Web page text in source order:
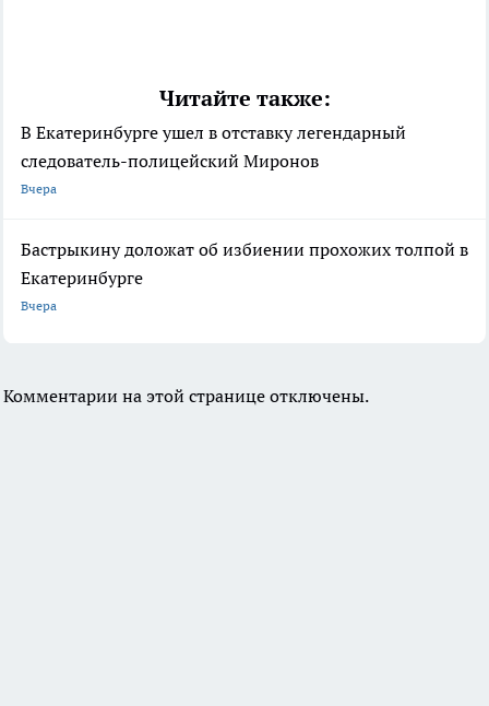
Читайте также:
В Екатеринбурге ушел в отставку легендарный
следователь-полицейский Миронов
Вчера
Бастрыкину доложат об избиении прохожих толпой в
Екатеринбурге
Вчера
Комментарии на этой странице отключены.